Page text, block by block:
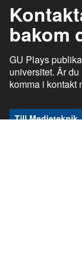
bakom
GU Plays
universitet. Är
komma i kontakt
Till Medieteknik